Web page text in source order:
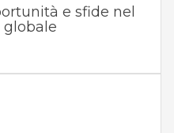
e sfide nel